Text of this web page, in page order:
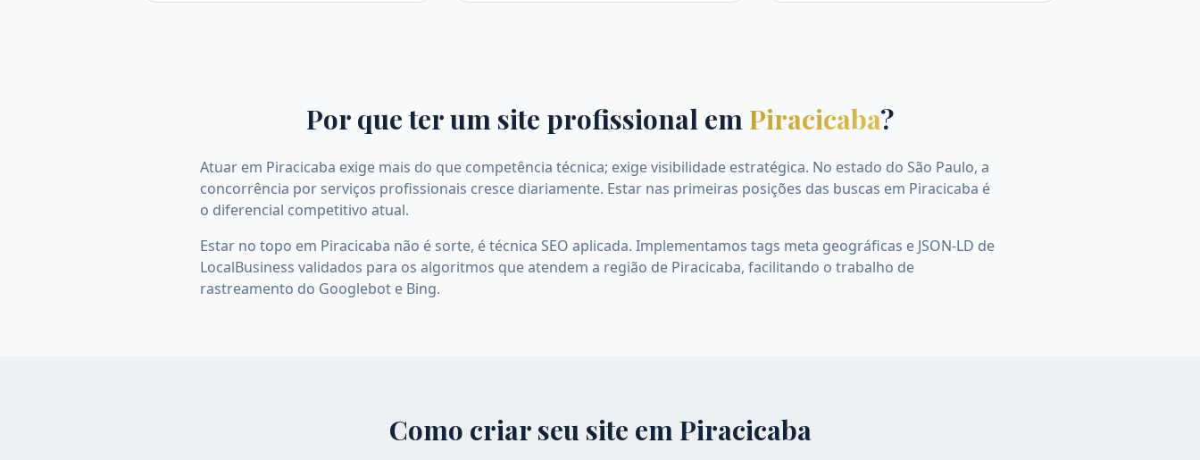
Por que ter um site profissional emPiracicaba?
Atuar em Piracicaba exige mais do que competência técnica; exige visibilidade estratégica. No estado do São Paulo, a
concorrência por serviços profissionais cresce diariamente. Estar nas primeiras posições das buscas em Piracicaba é
o diferencial competitivo atual.
Estar no topo em Piracicaba não é sorte, é técnica SEO aplicada. Implementamos tags meta geográficas e JSON-LD de
LocalBusiness validados para os algoritmos que atendem a região de Piracicaba, facilitando o trabalho de
rastreamento do Googlebot e Bing.
Como criar seu site emPiracicaba